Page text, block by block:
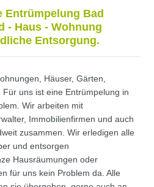
Entrümpelung Bad
- Haus - Wohnung
Entsorgung.
Häuser, Gärten,
uns ist eine Entrümpelung in
Wir arbeiten mit
Immobilienfirmen und auch
zusammen. Wir erledigen alle
und entsorgen
Hausräumungen oder
für uns kein Problem da. Alle